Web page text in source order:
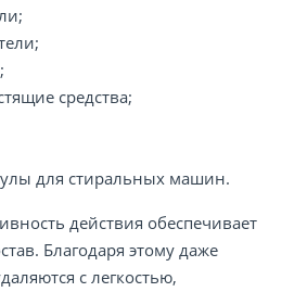
средства;
для стиральных машин.
действия обеспечивает
Благодаря этому даже
с легкостью,